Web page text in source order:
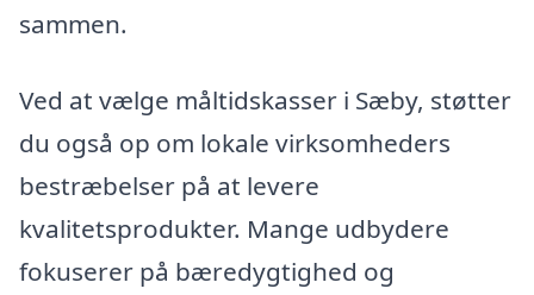
sammen.
Ved at vælge måltidskasser i Sæby, støtter
du også op om lokale virksomheders
bestræbelser på at levere
kvalitetsprodukter. Mange udbydere
fokuserer på bæredygtighed og